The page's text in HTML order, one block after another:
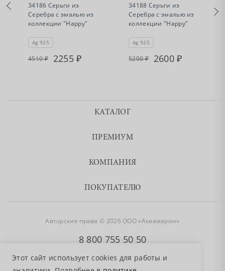
Этот сайт использует cookies для работы и
34186 Серьги из
Серебра с эмалью из
коллекции "Happy"
Ag 925
4510 2255
34188 Серьги из
Серебра с эмалью из
коллекции "Happy"
Ag 925
5200 2600
КАТАЛОГ
ПРЕМИУМ
КОМПАНИЯ
ПОКУПАТЕЛЮ
Авторские права © 2026 ООО «Аквамарин»
8 800 755 50 50